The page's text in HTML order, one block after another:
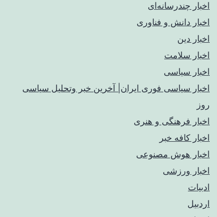
اخبار چندرسانه‌ای
اخبار دانش و فناوری
اخبار دین
اخبار سلامت
اخبار سیاسی
اخبار سیاسی فوری ایران| آخرین خبر وتحلیل سیاسی
روز
اخبار فرهنگی و هنری
اخبار کافه خبر
اخبار هوش مصنوعی
اخبار ورزشی
ادبیات
اردبیل